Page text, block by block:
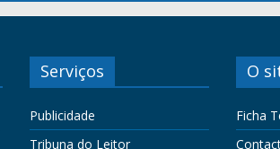
Serviços
Publicidade
Tribuna do Leitor
O
Ficha